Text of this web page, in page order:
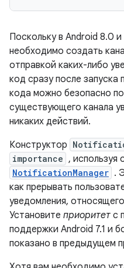
Поскольку в Android 8.0
необходимо создать
отправкой каких-либо
код сразу после
кода можно безопасно
существующего канала
никаких действий.
Конструктор
importance , используя
NotificationManager .
как прерывать
уведомления,
Установите приоритет с
поддержки Android 7.1 и
показано в предыдущем